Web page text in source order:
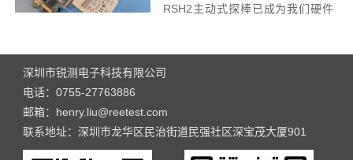
LPDDR进行示波器量测时的发
RSH2主动式探棒已成为我们硬件
深圳市锐测电子科技有限公司
电话：0755-27763886
邮箱：henry.liu@reetest.com
联系地址：深圳市龙华区民治街道民强社区深宝茂大厦901